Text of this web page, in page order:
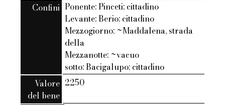
Confini Ponente: Pinceti; cittadino
Levante: Berio; cittadino
Mezzogiorno: ~Maddalena, strada
della
Mezzanotte: ~vacuo
sotto: Bacigalupo; cittadino
Valore
del bene
2250